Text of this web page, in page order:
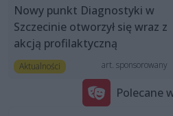
Nowy punkt Diagnostyki w
Szczecinie otworzył się wraz z
akcją profilaktyczną
Aktualności art. sponsorowany
Polecane